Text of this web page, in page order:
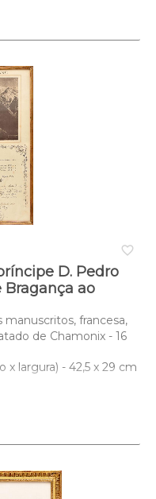
favorite_border
D. Pedro
Bragança ao
francesa,
de Chamonix - 16
largura) - 42,5 x 29 cm